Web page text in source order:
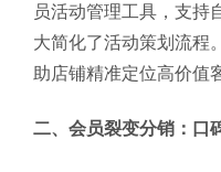
员活动管理工具，支持
大简化了活动策划流程
助店铺精准定位高价值
二、会员裂变分销：口